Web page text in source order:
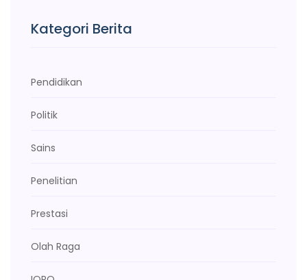
Kategori Berita
Pendidikan
Politik
Sains
Penelitian
Prestasi
Olah Raga